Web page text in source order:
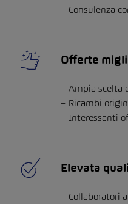
Consulenza
Offerte
Ampia scelta
Ricambi
Interessanti
Elevata
Collaboratori